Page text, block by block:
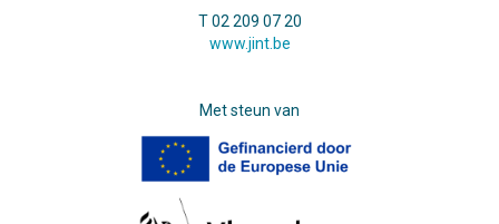
T 02 209 07 20
www.jint.be
Met steun van